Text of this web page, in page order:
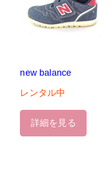
new balance
レンタル中
詳細を見る